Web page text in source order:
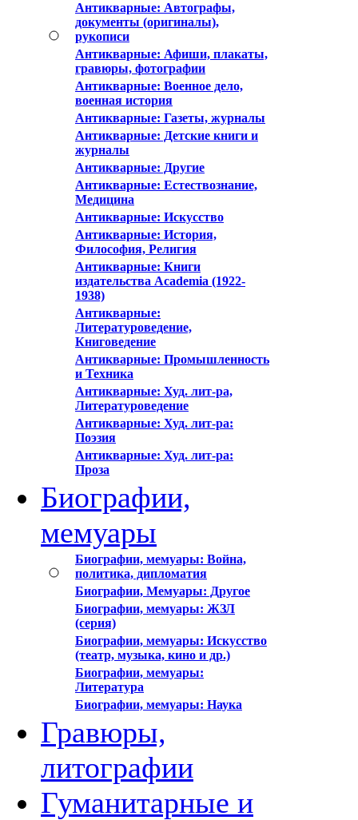
Антикварные: Автографы,
документы (оригиналы),
рукописи
Антикварные: Афиши, плакаты,
гравюры, фотографии
Антикварные: Военное дело,
военная история
Антикварные: Газеты, журналы
Антикварные: Детские книги и
журналы
Антикварные: Другие
Антикварные: Естествознание,
Медицина
Антикварные: Искусство
Антикварные: История,
Философия, Религия
Антикварные: Книги
издательства Academia (1922-
1938)
Антикварные:
Литературоведение,
Книговедение
Антикварные: Промышленность
и Техника
Антикварные: Худ. лит-ра,
Литературоведение
Антикварные: Худ. лит-ра:
Поэзия
Антикварные: Худ. лит-ра:
Проза
Биографии,
мемуары
Биографии, мемуары: Война,
политика, дипломатия
Биографии, Мемуары: Другое
Биографии, мемуары: ЖЗЛ
(серия)
Биографии, мемуары: Искусство
(театр, музыка, кино и др.)
Биографии, мемуары:
Литература
Биографии, мемуары: Наука
Гравюры,
литографии
Гуманитарные и